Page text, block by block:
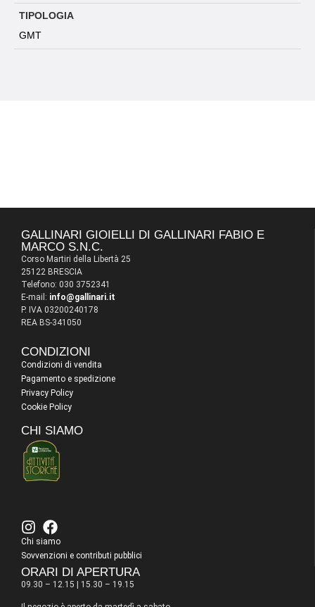
TIPOLOGIA
GMT
GALLINARI GIOIELLI DI GALLINARI FABIO E
MARCO S.N.C.
Corso Martiri della Libertà 25
25122 BRESCIA
Telefono: 030 3752341
E-mail: info@gallinari.it
P. IVA 03200240178
REA BS-341050
CONDIZIONI
Condizioni di vendita
Pagamento e spedizione
Privacy Policy
Cookie Policy
CHI SIAMO
Chi siamo
Sovvenzioni e contributi pubblici
ORARI DI APERTURA
09.30 – 12.15 | 15.30 – 19.15